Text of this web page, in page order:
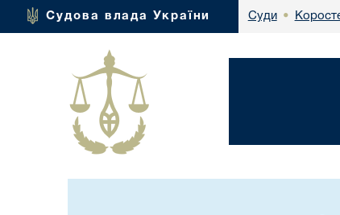
Судова влада України Суди •